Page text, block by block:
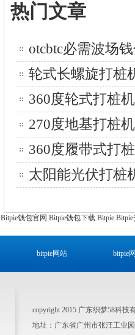
热门文章
otcbtc必需波场
轮式长螺旋打桩
360度轮式打桩机
270度地基打桩机
360度履带式打
太阳能光伏打桩
Bitpie钱包官网 Bitpie钱包下载 Bitpie
bitpie网站 bitpie
copyright 2015 广东织梦58科技
地址：广东省广州市张汪工业园